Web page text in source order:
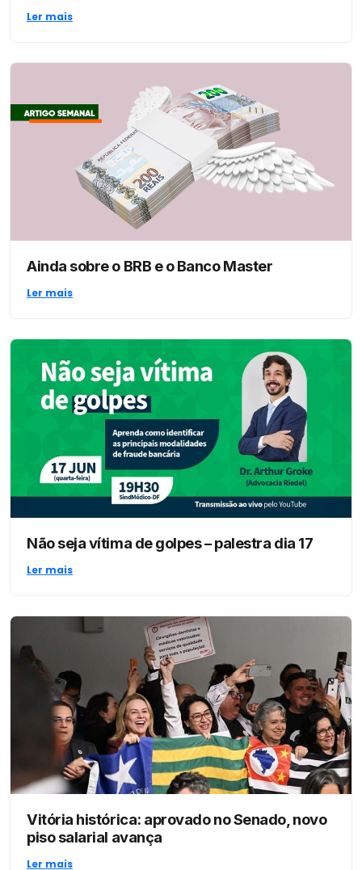
Ler mais
Ainda sobre o BRB e o Banco Master
Ler mais
Não seja vítima de golpes – palestra dia 17
Ler mais
Vitória histórica: aprovado no Senado, novo
piso salarial avança
Ler mais